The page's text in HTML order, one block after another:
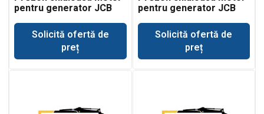
pentru generator JCB
Solicită ofertă de
preț
pentru generator JCB
Solicită ofertă de
preț